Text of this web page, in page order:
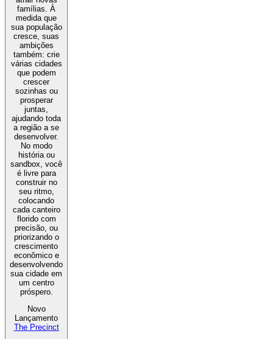
famílias. À
medida que
sua população
cresce, suas
ambições
também: crie
várias cidades
que podem
crescer
sozinhas ou
prosperar
juntas,
ajudando toda
a região a se
desenvolver.
No modo
história ou
sandbox, você
é livre para
construir no
seu ritmo,
colocando
cada canteiro
florido com
precisão, ou
priorizando o
crescimento
econômico e
desenvolvendo
sua cidade em
um centro
próspero.
Novo
Lançamento
The Precinct